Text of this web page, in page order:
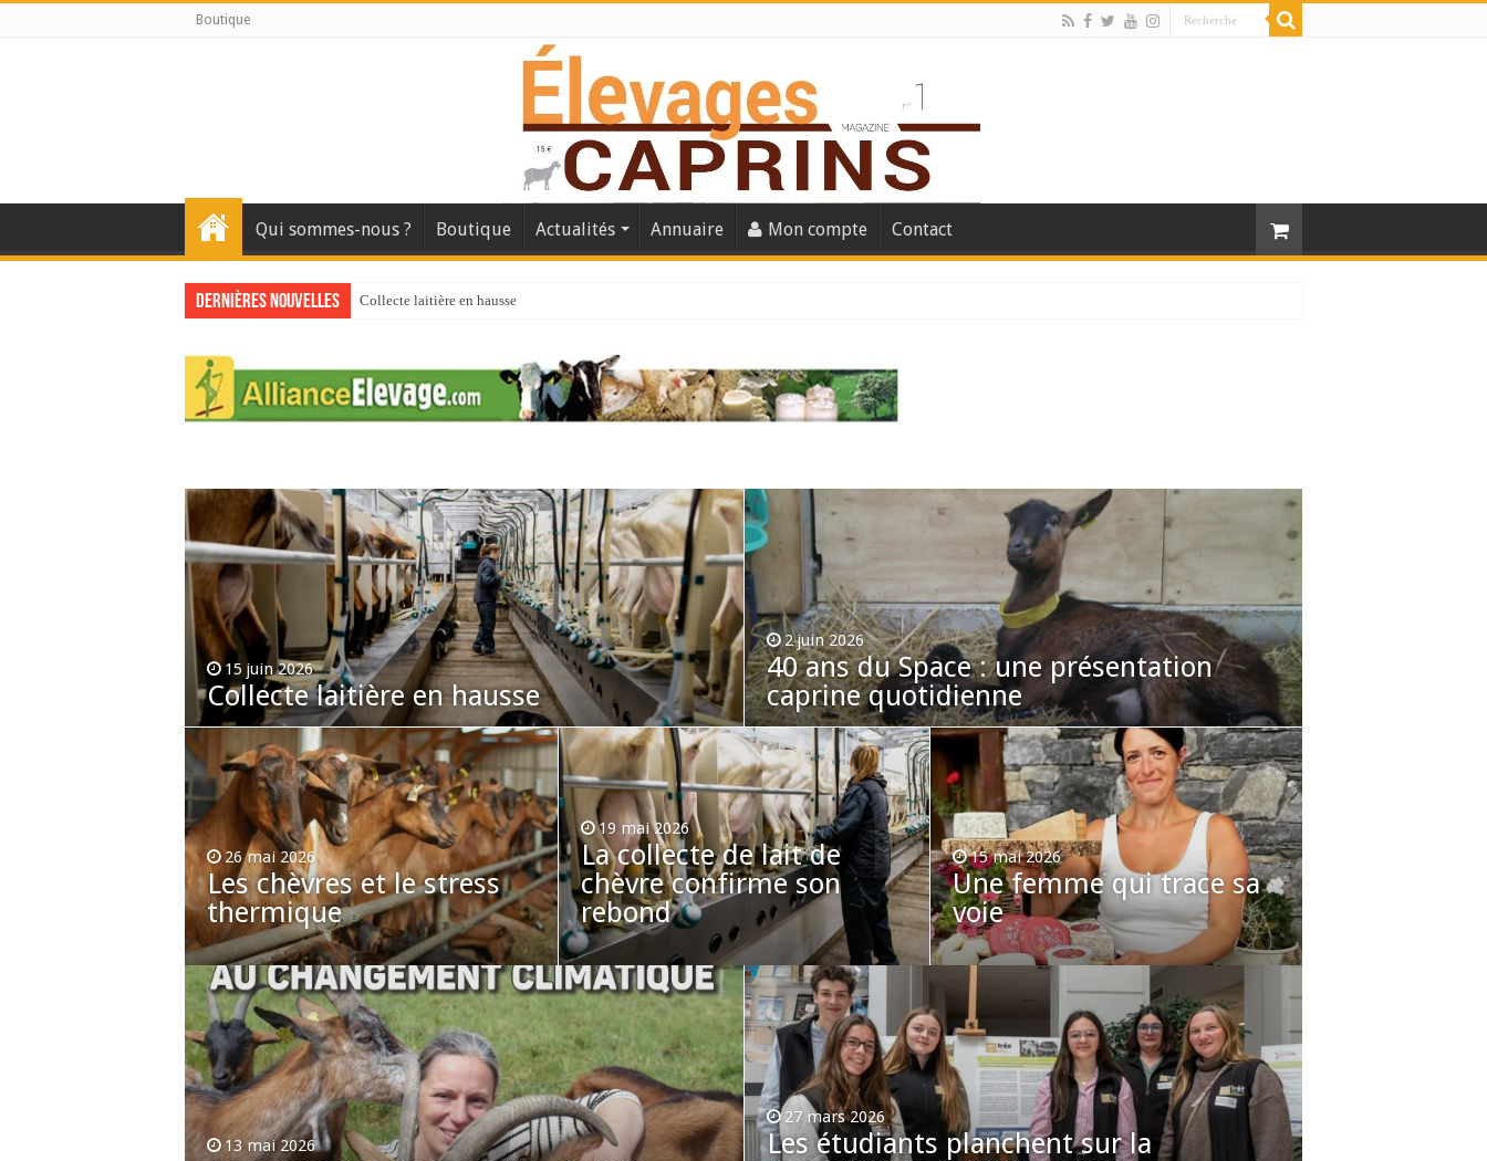
Boutique
Qui sommes-nous ? Boutique Actualités Annuaire Mon compte Contact
Dernières nouvelles Collecte laitière en hausse
40 ans du Space : une présentation caprine quotidienne
Les chèvres et le stress thermique
15 juin 2026
Collecte laitière en hausse
2 juin 2026
40 ans du Space : une présentation
caprine quotidienne
26 mai 2026
Les chèvres et le stress
thermique
19 mai 2026
La collecte de lait de
chèvre confirme son
rebond
15 mai 2026
Une femme qui trace sa
voie
13 mai 2026
27 mars 2026
Les étudiants planchent sur la